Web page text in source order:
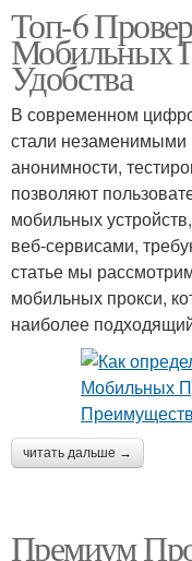
Топ-6
Мобильных
Удобства
В современном
стали незаменимыми
анонимности,
позволяют
мобильных
веб-сервисами,
статье мы
мобильных прокси,
наиболее
читать дальше →
Премиум